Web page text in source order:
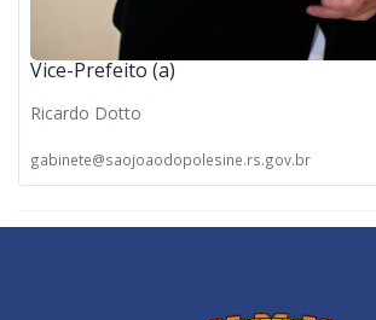
Vice-Prefeito (a)
Ricardo Dotto
gabinete@saojoaodopolesine.rs.gov.br